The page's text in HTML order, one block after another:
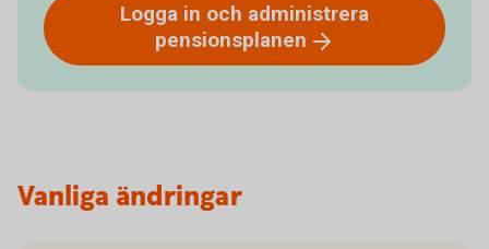
Logga in och administrera
pensionsplanen
Vanliga ändringar